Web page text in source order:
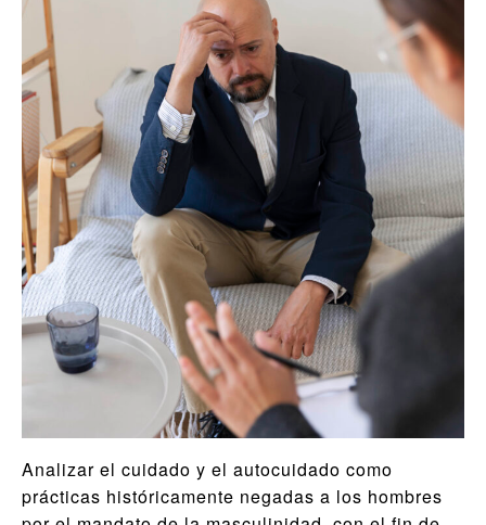
Analizar el cuidado y el autocuidado como
prácticas históricamente negadas a los hombres